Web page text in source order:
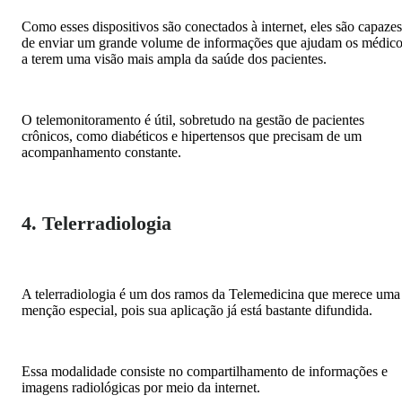
Como esses dispositivos são conectados à internet, eles são capazes
de enviar um grande volume de informações que ajudam os
a terem uma visão mais ampla da saúde dos pacientes.
O telemonitoramento é útil, sobretudo na gestão de pacientes
crônicos, como diabéticos e hipertensos que precisam de um
acompanhamento constante.
4. Telerradiologia
A telerradiologia é um dos ramos da Telemedicina que merece uma
menção especial, pois sua aplicação já está bastante difundida.
Essa modalidade consiste no compartilhamento de informações e
imagens radiológicas por meio da internet.